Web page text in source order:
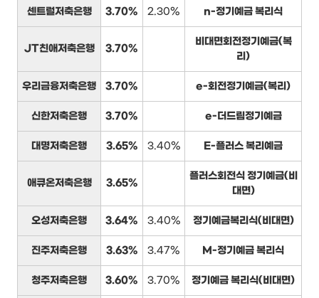
센트럴저축은행 3.70% 2.30% n-정기예금 복리식
JT친애저축은행 3.70%
비대면회전정기예금(복
리)
우리금융저축은행 3.70% e-회전정기예금(복리)
신한저축은행 3.70% e-더드림정기예금
대명저축은행 3.65% 3.40% E-플러스 복리예금
애큐온저축은행 3.65%
플러스회전식 정기예금(비
대면)
오성저축은행 3.64% 3.40% 정기예금복리식(비대면)
진주저축은행 3.63% 3.47% M-정기예금 복리식
청주저축은행 3.60% 3.70% 정기예금 복리식(비대면)